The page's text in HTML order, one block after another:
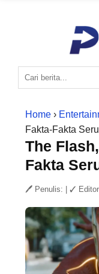
Home ›
Fakta-Fakta
The
Fakta
🖊 Penulis: ✓